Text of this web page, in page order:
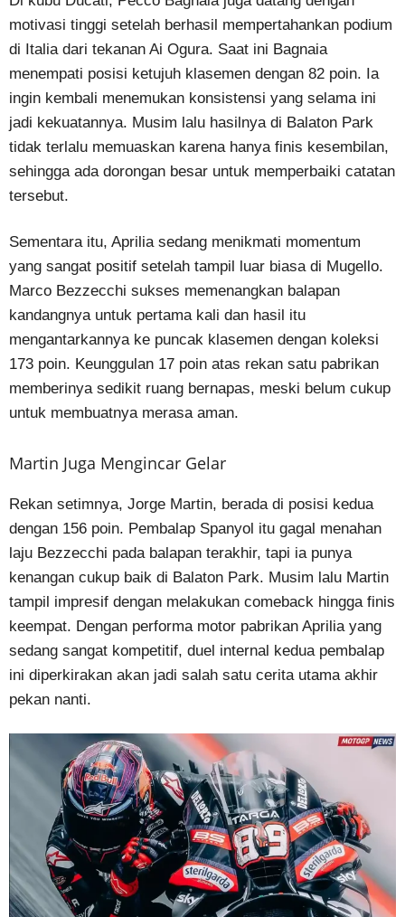
motivasi tinggi setelah berhasil mempertahankan podium
di Italia dari tekanan Ai Ogura. Saat ini Bagnaia
menempati posisi ketujuh klasemen dengan 82 poin. Ia
ingin kembali menemukan konsistensi yang selama ini
jadi kekuatannya. Musim lalu hasilnya di Balaton Park
tidak terlalu memuaskan karena hanya finis kesembilan,
sehingga ada dorongan besar untuk memperbaiki catatan
tersebut.
Sementara itu, Aprilia sedang menikmati momentum
yang sangat positif setelah tampil luar biasa di Mugello.
Marco Bezzecchi sukses memenangkan balapan
kandangnya untuk pertama kali dan hasil itu
mengantarkannya ke puncak klasemen dengan koleksi
173 poin. Keunggulan 17 poin atas rekan satu pabrikan
memberinya sedikit ruang bernapas, meski belum cukup
untuk membuatnya merasa aman.
Martin Juga Mengincar Gelar
Rekan setimnya, Jorge Martin, berada di posisi kedua
dengan 156 poin. Pembalap Spanyol itu gagal menahan
laju Bezzecchi pada balapan terakhir, tapi ia punya
kenangan cukup baik di Balaton Park. Musim lalu Martin
tampil impresif dengan melakukan comeback hingga finis
keempat. Dengan performa motor pabrikan Aprilia yang
sedang sangat kompetitif, duel internal kedua pembalap
ini diperkirakan akan jadi salah satu cerita utama akhir
pekan nanti.